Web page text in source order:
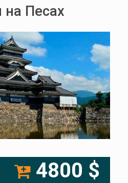
на Песах
4800 $